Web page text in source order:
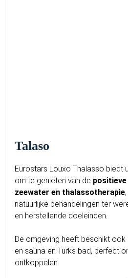
Talaso
Eurostars Louxo Thalasso biedt
om te genieten van de
zeewater en thalassotherapie
natuurlijke behandelingen ter
en herstellende doeleinden.
De omgeving heeft beschikt
en sauna en Turks bad, perfect
ontkoppelen.